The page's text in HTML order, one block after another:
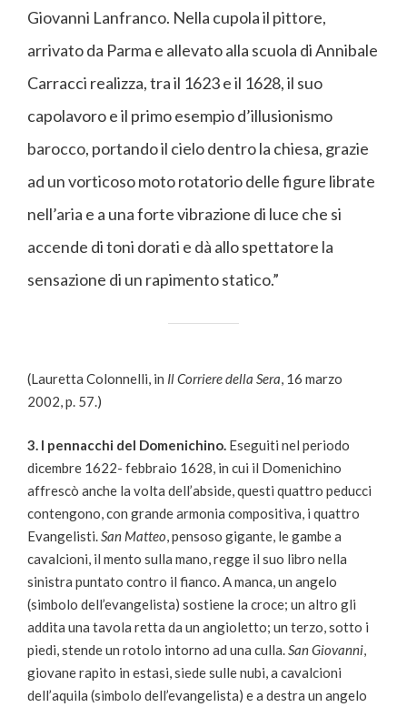
Giovanni Lanfranco. Nella cupola il pittore,
arrivato da Parma e allevato alla scuola di Annibale
Carracci realizza, tra il 1623 e il 1628, il suo
capolavoro e il primo esempio d’illusionismo
barocco, portando il cielo dentro la chiesa, grazie
ad un vorticoso moto rotatorio delle figure librate
nell’aria e a una forte vibrazione di luce che si
accende di toni dorati e dà allo spettatore la
sensazione di un rapimento statico.”
(Lauretta Colonnelli, in Il Corriere della Sera, 16 marzo
2002, p. 57.)
3. I pennacchi del Domenichino. Eseguiti nel periodo
dicembre 1622- febbraio 1628, in cui il Domenichino
affrescò anche la volta dell’abside, questi quattro peducci
contengono, con grande armonia compositiva, i quattro
Evangelisti.San Matteo, pensoso gigante, le gambe a
cavalcioni, il mento sulla mano, regge il suo libro nella
sinistra puntato contro il fianco. A manca, un angelo
(simbolo dell’evangelista) sostiene la croce; un altro gli
addita una tavola retta da un angioletto; un terzo, sotto i
piedi, stende un rotolo intorno ad una culla.San Giovanni,
giovane rapito in estasi, siede sulle nubi, a cavalcioni
dell’aquila (simbolo dell’evangelista) e a destra un angelo